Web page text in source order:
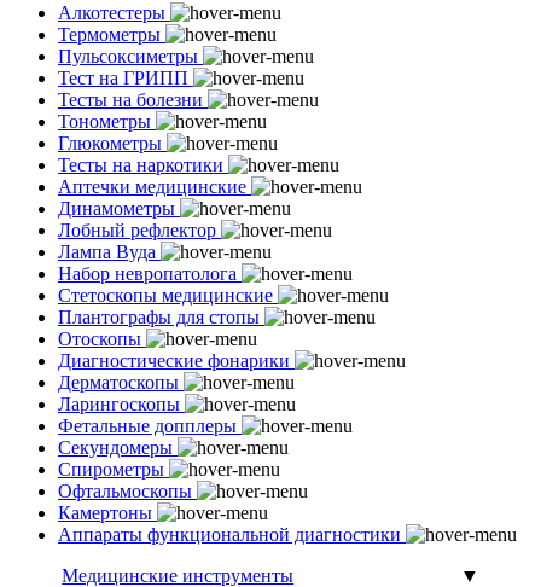
Алкотестеры
Термометры
Пульсоксиметры
Тест на ГРИПП
Тесты на болезни
Тонометры
Глюкометры
Тесты на наркотики
Аптечки медицинские
Динамометры
Лобный рефлектор
Лампа Вуда
Набор невропатолога
Стетоскопы медицинские
Плантографы для стопы
Отоскопы
Диагностические фонарики
Дерматоскопы
Ларингоскопы
Фетальные допплеры
Секундомеры
Спирометры
Офтальмоскопы
Камертоны
Аппараты функциональной диагностики
Медицинские инструменты
▼